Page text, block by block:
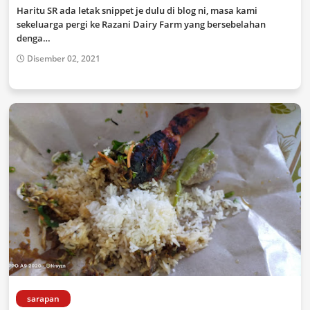
Haritu SR ada letak snippet je dulu di blog ni, masa kami
sekeluarga pergi ke Razani Dairy Farm yang bersebelahan
denga…
Disember 02, 2021
sarapan